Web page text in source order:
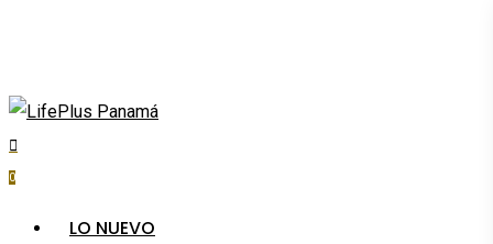
content
search
account
0
LO NUEVO